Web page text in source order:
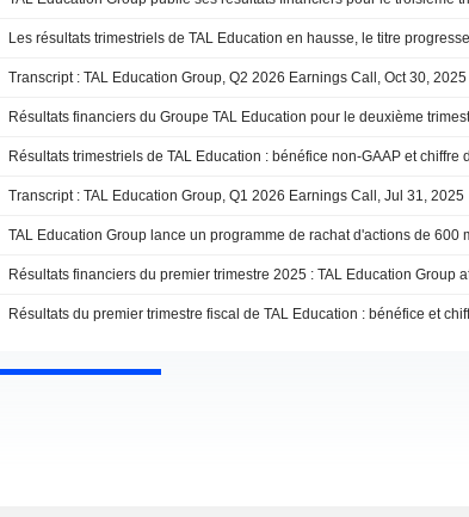
Transcript : TAL Education Group, Q2 2026 Earnings Call, Oct 30, 2025
Transcript : TAL Education Group, Q1 2026 Earnings Call, Jul 31, 2025